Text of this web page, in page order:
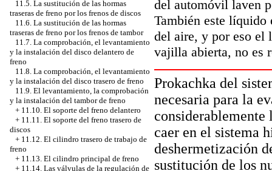
11.5. La sustitución de las hormas
traseras de freno por los frenos de discos
11.6. La sustitución de las hormas
traseras de freno por los frenos de tambor
11.7. La comprobación, el levantamiento
y la instalación del disco delantero de
freno
11.8. La comprobación, el levantamiento
y la instalación del disco trasero de freno
11.9. El levantamiento, la comprobación
y la instalación del tambor de freno
+ 11.10. El soporte del freno delantero
+ 11.11. El soporte del freno trasero de
discos
+ 11.12. El cilindro trasero de trabajo de
freno
+ 11.13. El cilindro principal de freno
+ 11.14. Las válvulas de la regulación de
del automóvil laven
También este líquido
del aire, y por eso el
vajilla abierta, no es
Prokachka del
necesaria para la
caer en el sistema
deshermetización
sustitución de los